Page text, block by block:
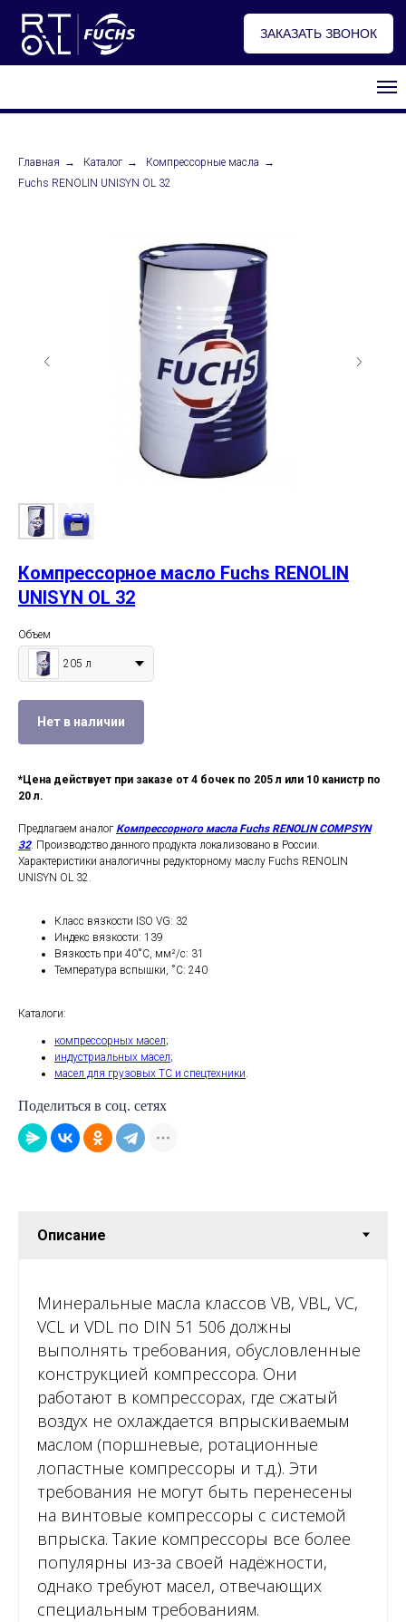
Главная → Каталог → Компрессорные масла →
Fuchs RENOLIN UNISYN OL 32
Компрессорное масло Fuchs RENOLIN
UNISYN OL 32
Объем
205 л
Нет в наличии
*Цена действует при заказе от 4 бочек по 205 л или 10 канистр по
20 л.
Предлагаем аналог Компрессорного масла Fuchs RENOLIN COMPSYN
32. Производство данного продукта локализовано в России.
Характеристики аналогичны редукторному маслу Fuchs RENOLIN
UNISYN OL 32.
Класс вязкости ISO VG: 32
Индекс вязкости: 139
Вязкость при 40˚C, мм²/с: 31
Температура вспышки, ˚C: 240
Каталоги:
компрессорных масел;
индустриальных масел;
масел для грузовых ТС и спецтехники.
Поделиться в соц. сетях
Минеральные масла классов VB, VBL, VC,
VCL и VDL по DIN 51 506 должны
выполнять требования, обусловленные
конструкцией компрессора. Они
работают в компрессорах, где сжатый
воздух не охлаждается впрыскиваемым
маслом (поршневые, ротационные
лопастные компрессоры и т.д.). Эти
требования не могут быть перенесены
на винтовые компрессоры с системой
впрыска. Такие компрессоры все более
популярны из-за своей надёжности,
однако требуют масел, отвечающих
специальным требованиям.